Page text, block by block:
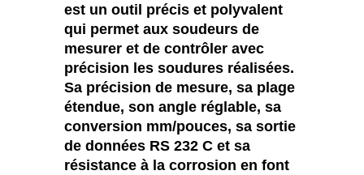
est un outil précis et polyvalent
qui permet aux soudeurs de
mesurer et de contrôler avec
précision les soudures réalisées.
Sa précision de mesure, sa plage
étendue, son angle réglable, sa
conversion mm/pouces, sa sortie
de données RS 232 C et sa
résistance à la corrosion en font